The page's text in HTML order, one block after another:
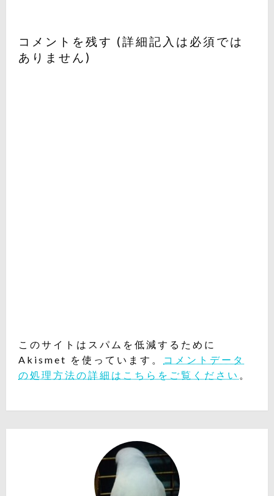
コメントを残す (詳細記入は必須では
ありません)
このサイトはスパムを低減するために
Akismet を使っています。
コメントデータ
の処理方法の詳細はこちらをご覧ください